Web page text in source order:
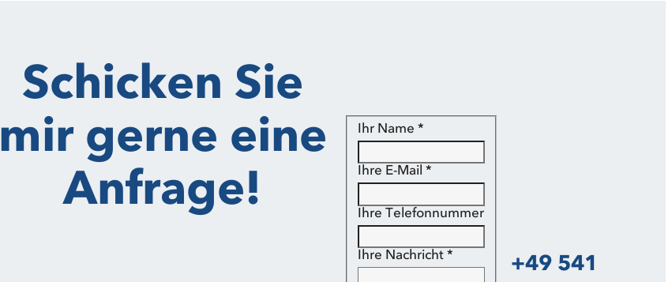
Schicken Sie
mir gerne eine
Anfrage!
Ihr Name *
Ihre E-Mail *
Ihre Telefonnummer
Ihre Nachricht *
+49 541